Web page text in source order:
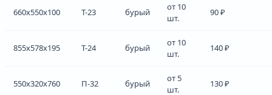
660x550x100 Т-23 бурый
от 10
шт.
90 ₽
855x578x195 Т-24 бурый
от 10
шт.
140 ₽
550x320x760 П-32 бурый
от 5
шт.
130 ₽